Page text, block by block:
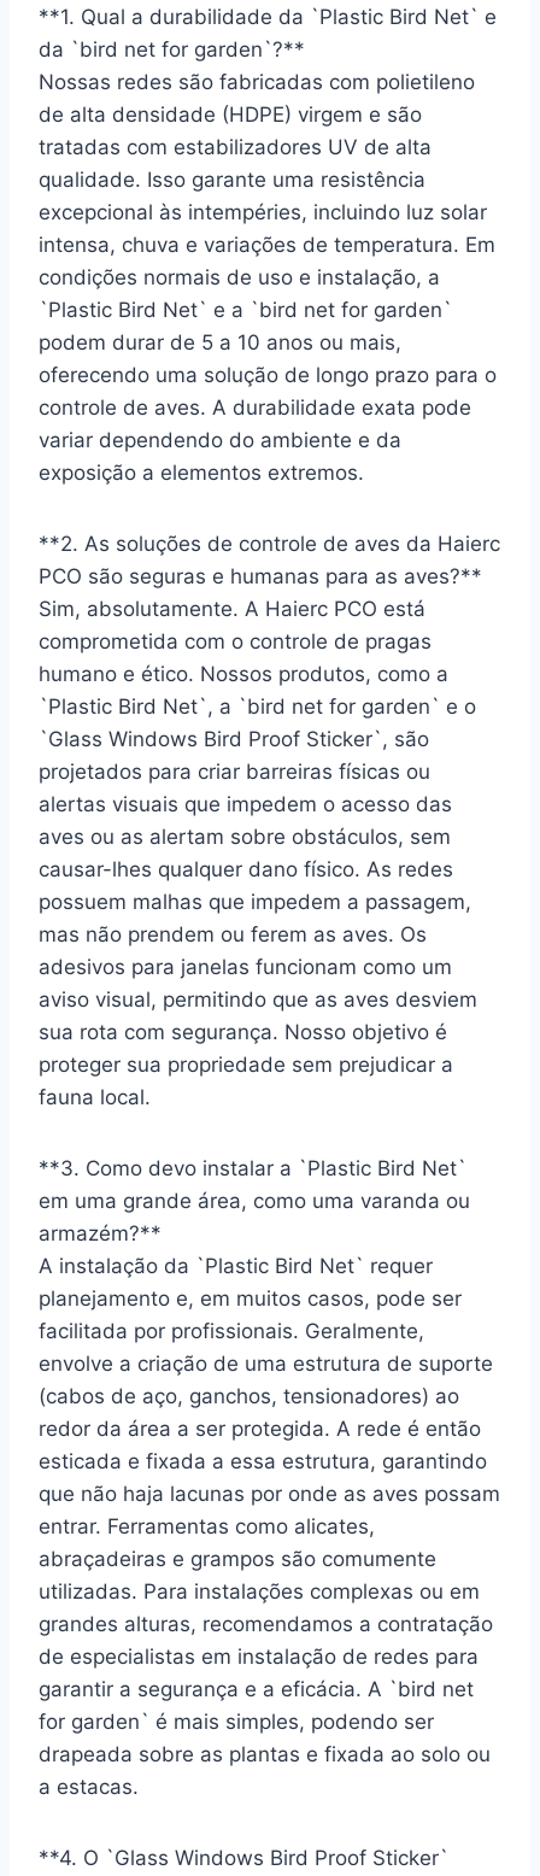
**1. Qual a durabilidade da `Plastic Bird Net` e
da `bird net for garden`?**
Nossas redes são fabricadas com polietileno
de alta densidade (HDPE) virgem e são
tratadas com estabilizadores UV de alta
qualidade. Isso garante uma resistência
excepcional às intempéries, incluindo luz solar
intensa, chuva e variações de temperatura. Em
condições normais de uso e instalação, a
`Plastic Bird Net` e a `bird net for garden`
podem durar de 5 a 10 anos ou mais,
oferecendo uma solução de longo prazo para o
controle de aves. A durabilidade exata pode
variar dependendo do ambiente e da
exposição a elementos extremos.
**2. As soluções de controle de aves da Haierc
PCO são seguras e humanas para as aves?**
Sim, absolutamente. A Haierc PCO está
comprometida com o controle de pragas
humano e ético. Nossos produtos, como a
`Plastic Bird Net`, a `bird net for garden` e o
`Glass Windows Bird Proof Sticker`, são
projetados para criar barreiras físicas ou
alertas visuais que impedem o acesso das
aves ou as alertam sobre obstáculos, sem
causar-lhes qualquer dano físico. As redes
possuem malhas que impedem a passagem,
mas não prendem ou ferem as aves. Os
adesivos para janelas funcionam como um
aviso visual, permitindo que as aves desviem
sua rota com segurança. Nosso objetivo é
proteger sua propriedade sem prejudicar a
fauna local.
**3. Como devo instalar a `Plastic Bird Net`
em uma grande área, como uma varanda ou
armazém?**
A instalação da `Plastic Bird Net` requer
planejamento e, em muitos casos, pode ser
facilitada por profissionais. Geralmente,
envolve a criação de uma estrutura de suporte
(cabos de aço, ganchos, tensionadores) ao
redor da área a ser protegida. A rede é então
esticada e fixada a essa estrutura, garantindo
que não haja lacunas por onde as aves possam
entrar. Ferramentas como alicates,
abraçadeiras e grampos são comumente
utilizadas. Para instalações complexas ou em
grandes alturas, recomendamos a contratação
de especialistas em instalação de redes para
garantir a segurança e a eficácia. A `bird net
for garden` é mais simples, podendo ser
drapeada sobre as plantas e fixada ao solo ou
a estacas.
**4. O `Glass Windows Bird Proof Sticker`